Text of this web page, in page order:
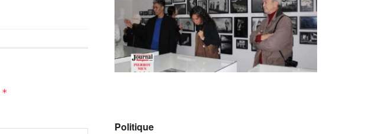
*
Politique